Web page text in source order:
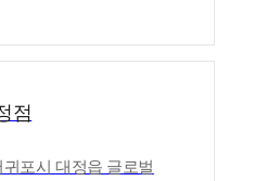
점
포시 대정읍 글로벌